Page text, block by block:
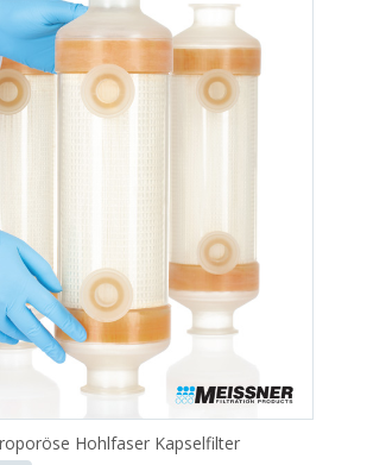
Hohlfaser Kapselfilter